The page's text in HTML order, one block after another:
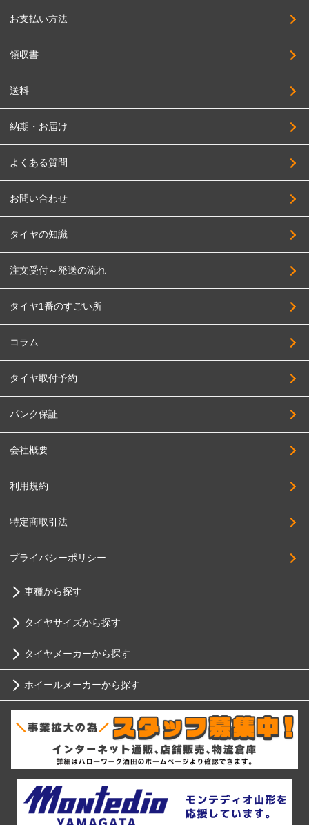
お支払い方法
領収書
送料
納期・お届け
よくある質問
お問い合わせ
タイヤの知識
注文受付～発送の流れ
タイヤ1番のすごい所
コラム
タイヤ取付予約
パンク保証
会社概要
利用規約
特定商取引法
プライバシーポリシー
車種から探す
トヨタ
ニッサン
スバル
マツダ
タイヤサイズから探す
10インチ
12インチ
14インチ
15インチ
タイヤメーカーから探す
ブリヂストン
ミシュラン
ヨコハマ
ダンロップ
ホイールメーカーから探す
RIH
Advanti Racing